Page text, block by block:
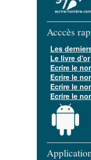
Acccès
Les
Le livre d'or
Ecrire le
Ecrire le
Ecrire le
Ecrire le